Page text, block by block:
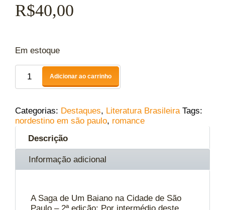
R$40,00
Em estoque
Adicionar ao carrinho
Categorias: Destaques, Literatura Brasileira Tags:
nordestino em são paulo, romance
Descrição
Informação adicional
A Saga de Um Baiano na Cidade de São